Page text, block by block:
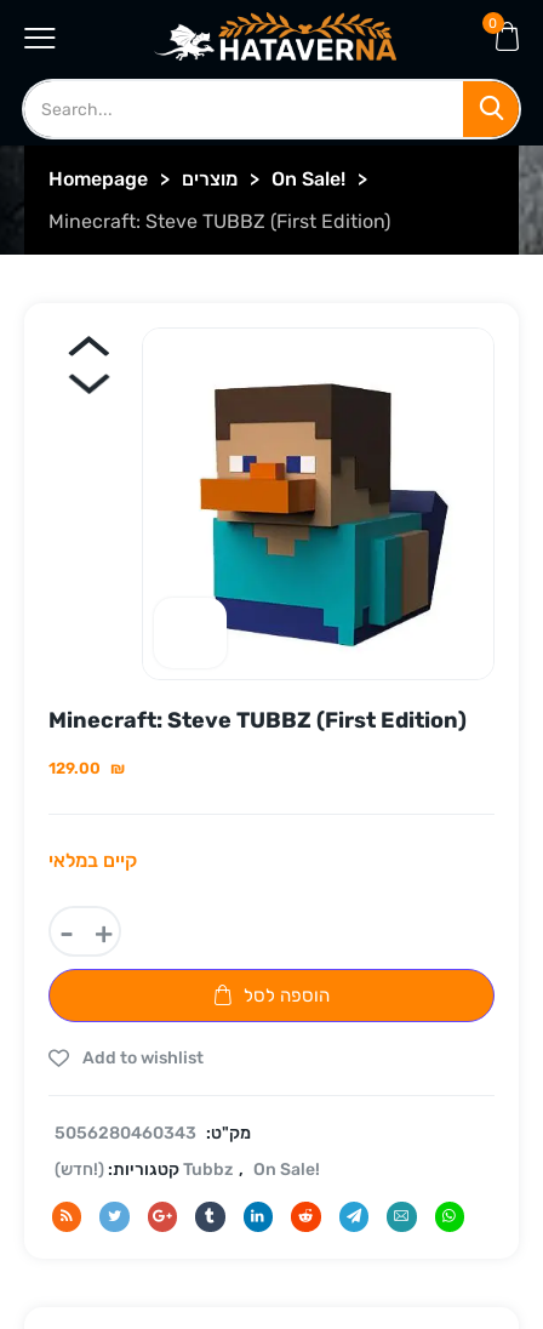
0
Homepage > מוצרים > On Sale! >
Minecraft: Steve TUBBZ (First Edition)
Minecraft: Steve TUBBZ (First Edition)
129.00 ₪
קיים במלאי
- +
הוספה לסל
Add to wishlist
מק"ט: 5056280460343
קטגוריות:(!חדש) Tubbz , On Sale!